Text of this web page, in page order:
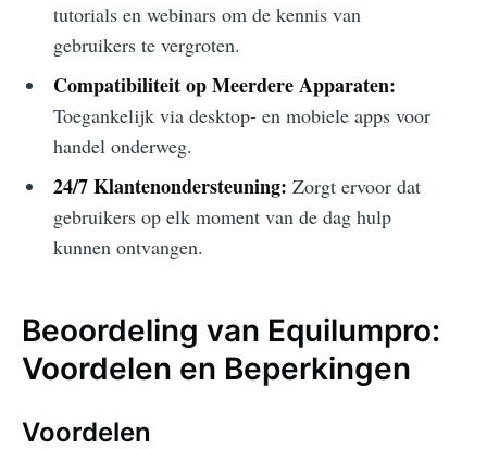
tutorials en webinars om de kennis van
gebruikers te vergroten.
Compatibiliteit op Meerdere Apparaten:
Toegankelijk via desktop- en mobiele apps voor
handel onderweg.
24/7 Klantenondersteuning: Zorgt ervoor dat
gebruikers op elk moment van de dag hulp
kunnen ontvangen.
Beoordeling van Equilumpro:
Voordelen en Beperkingen
Voordelen